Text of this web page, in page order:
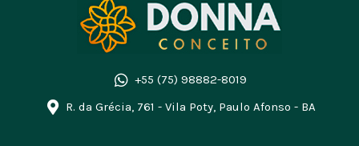
+55 (75) 98882-8019
R. da Grécia, 761 - Vila Poty, Paulo Afonso - BA